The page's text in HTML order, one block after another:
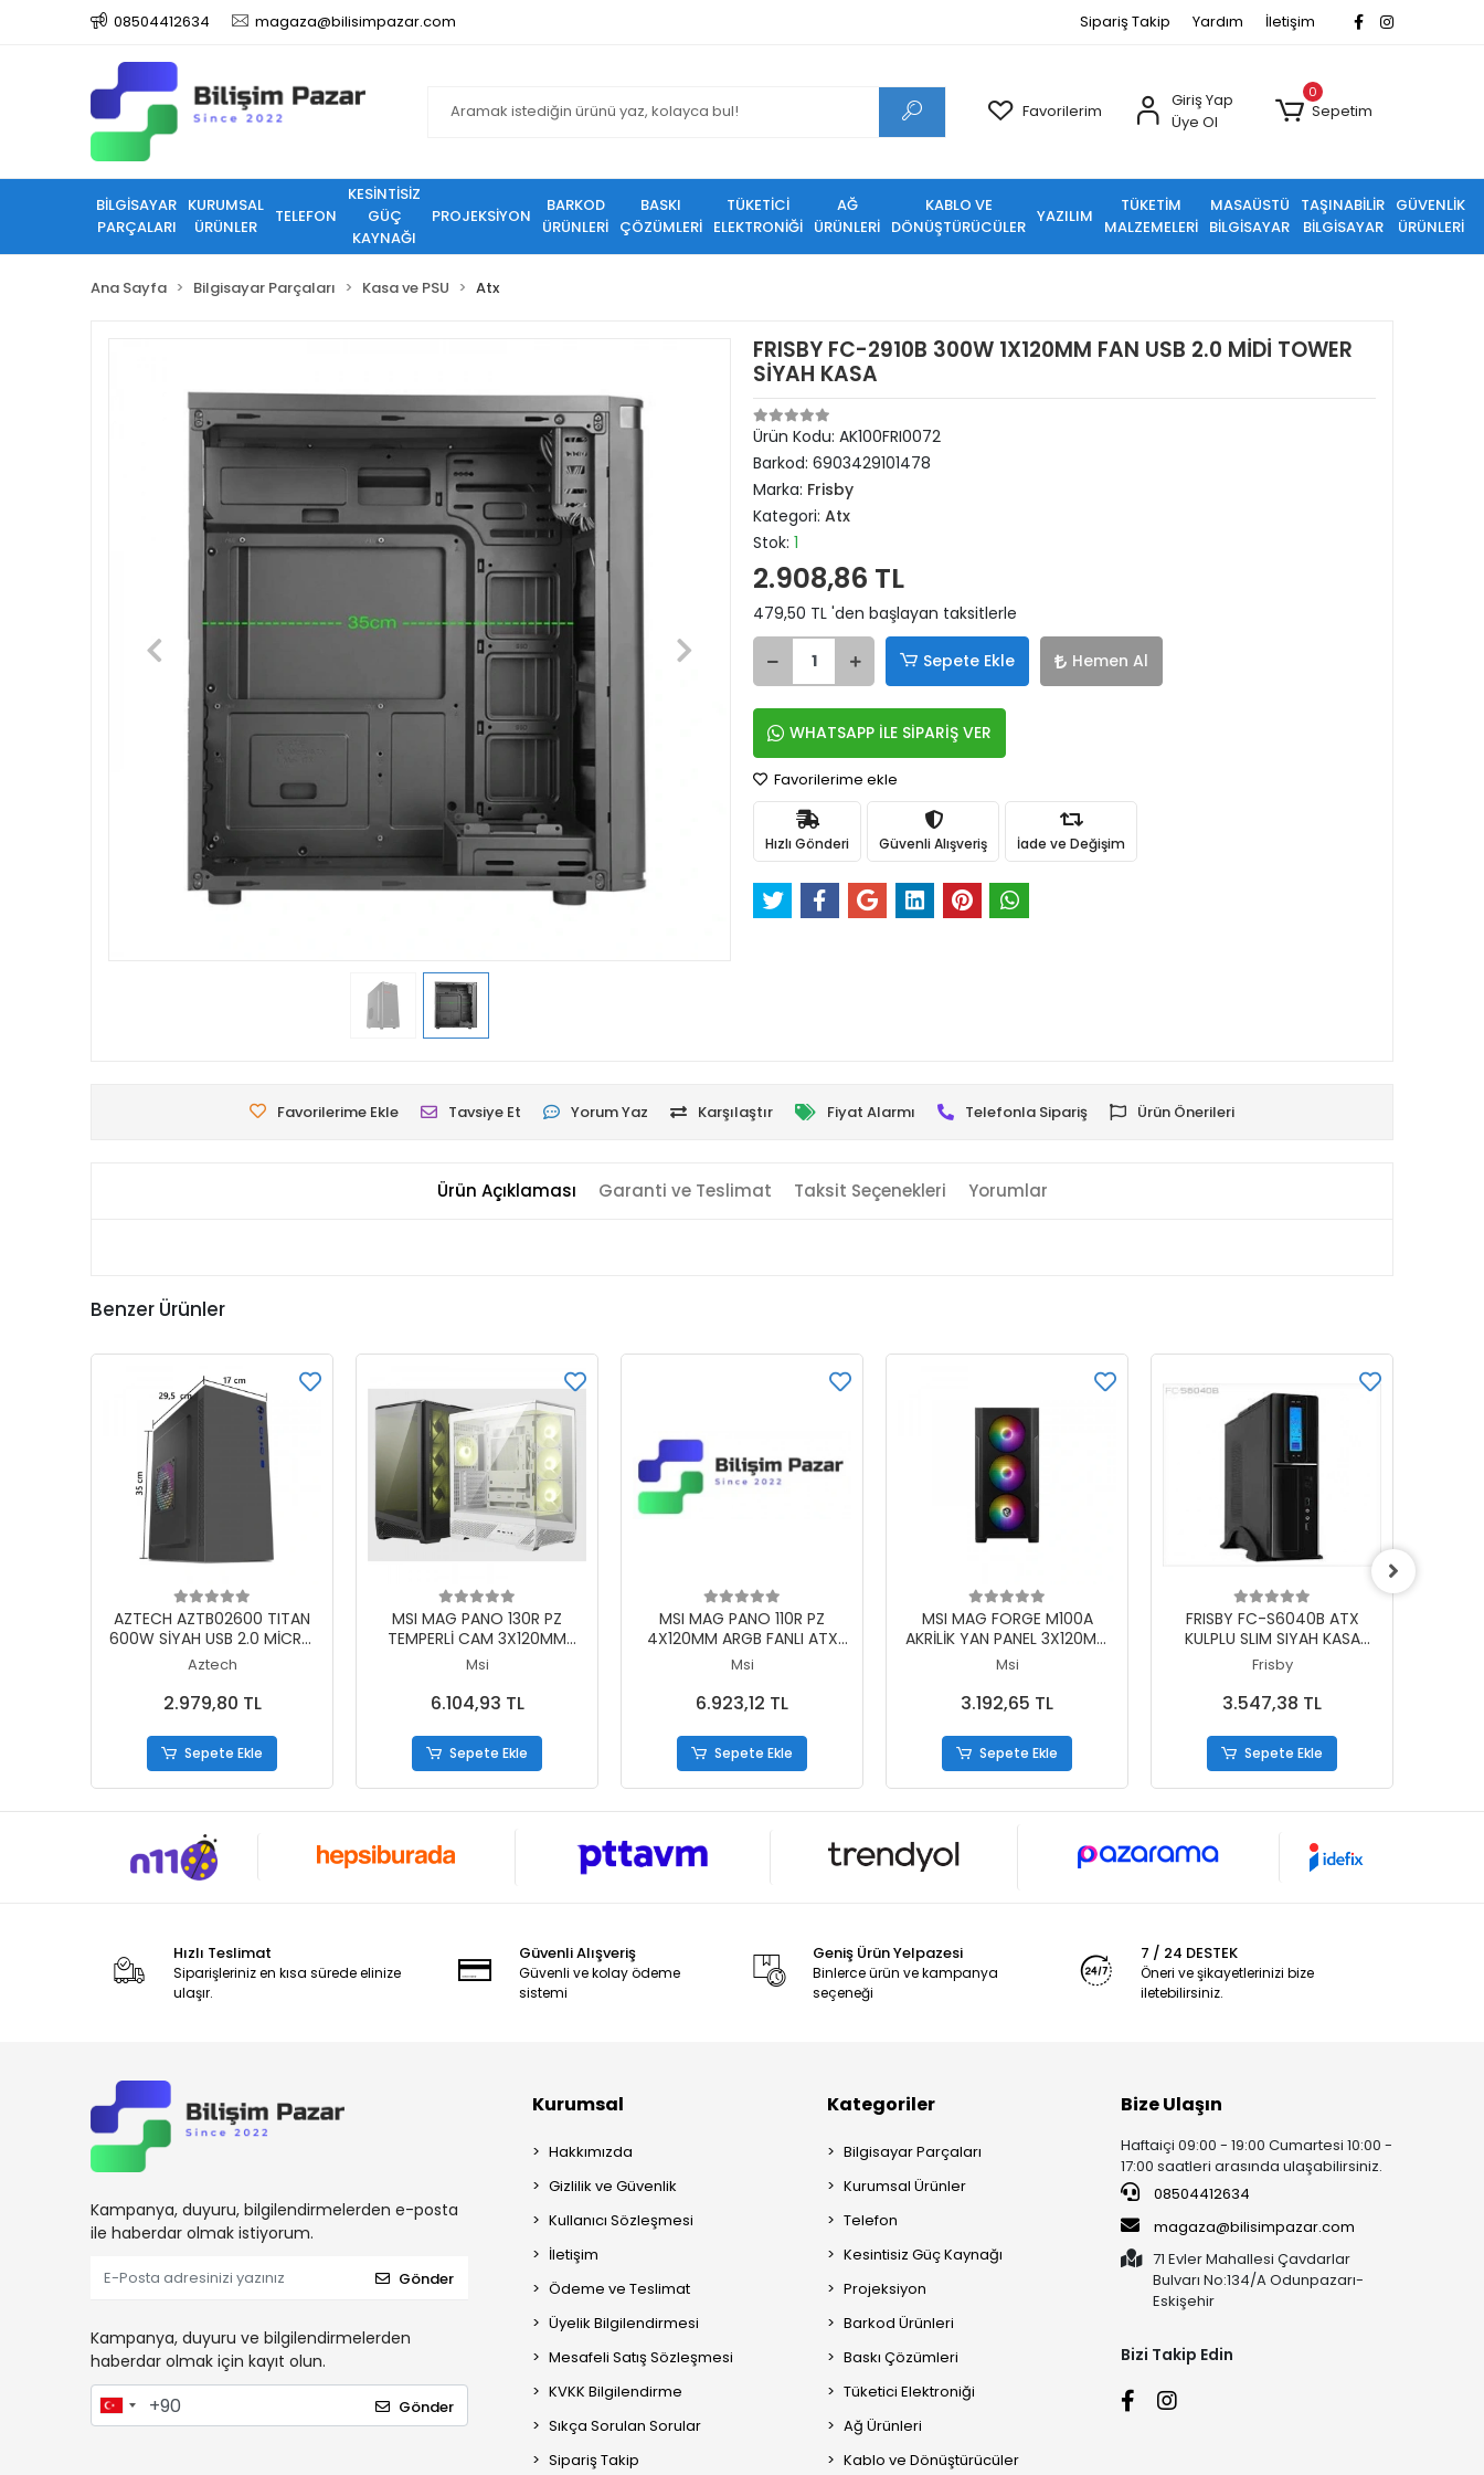
08504412634 magaza@bilisimpazar.com Sipariş Takip Yardım İletişim
Favorilerim
Giriş Yap
Üye Ol
0
Sepetim
BİLGİSAYAR
PARÇALARI
KURUMSAL
ÜRÜNLER
TELEFON
KESİNTİSİZ
GÜÇ
KAYNAĞI
PROJEKSİYON
BARKOD
ÜRÜNLERİ
BASKI
ÇÖZÜMLERİ
TÜKETİCİ
ELEKTRONİĞİ
AĞ
ÜRÜNLERİ
KABLO VE
DÖNÜŞTÜRÜCÜLER
YAZILIM
TÜKETİM
MALZEMELERİ
MASAÜSTÜ
BİLGİSAYAR
TAŞINABİLİR
BİLGİSAYAR
GÜVENLİK
ÜRÜNLERİ
Ana Sayfa Bilgisayar Parçaları Kasa ve PSU Atx
FRISBY FC-2910B 300W 1X120MM FAN USB 2.0 MİDİ TOWER
SİYAH KASA
Ürün Kodu: AK100FRI0072
Barkod: 6903429101478
Marka: Frisby
Kategori: Atx
Stok: 1
2.908,86 TL
479,50 TL 'den başlayan taksitlerle
Sepete Ekle Hemen Al
WHATSAPP İLE SİPARİŞ VER
Favorilerime ekle
Hızlı Gönderi Güvenli Alışveriş İade ve Değişim
Favorilerime Ekle Tavsiye Et Yorum Yaz Karşılaştır Fiyat Alarmı Telefonla Sipariş Ürün Önerileri
Ürün Açıklaması Garanti ve Teslimat Taksit Seçenekleri Yorumlar
Benzer Ürünler
Sepete Ekle
AZTECH AZTB02600 TITAN
600W SİYAH USB 2.0 MİCRO
ATX KASA
Aztech
2.979,80 TL
Sepete Ekle
Sepete Ekle
MSI MAG PANO 130R PZ
TEMPERLİ CAM 3X120MM
REVERSE ARGB 1X120MM ARGB
BİLGİSAYAR KASASI
Msi
6.104,93 TL
Sepete Ekle
Sepete Ekle
MSI MAG PANO 110R PZ
4X120MM ARGB FANLI ATX
SİYAH GAMING KASA
Msi
6.923,12 TL
Sepete Ekle
Sepete Ekle
MSI MAG FORGE M100A
AKRİLİK YAN PANEL 3X120MM
1X120MM ARGB FAN PSU YOK
Msi
3.192,65 TL
Sepete Ekle
Sepete Ekle
FRISBY FC-S6040B ATX
KULPLU SLIM SIYAH KASA
300W
Frisby
3.547,38 TL
Sepete Ekle
Hızlı Teslimat
Siparişleriniz en kısa sürede elinize
ulaşır.
Güvenli Alışveriş
Güvenli ve kolay ödeme
sistemi
Geniş Ürün Yelpazesi
Binlerce ürün ve kampanya
seçeneği
7 / 24 DESTEK
Öneri ve şikayetlerinizi bize
iletebilirsiniz.
Kampanya, duyuru, bilgilendirmelerden e-posta
ile haberdar olmak istiyorum.
Gönder
Kampanya, duyuru ve bilgilendirmelerden
haberdar olmak için kayıt olun.
Gönder
Kurumsal
Hakkımızda
Gizlilik ve Güvenlik
Kullanıcı Sözleşmesi
İletişim
Ödeme ve Teslimat
Üyelik Bilgilendirmesi
Mesafeli Satış Sözleşmesi
KVKK Bilgilendirme
Sıkça Sorulan Sorular
Sipariş Takip
Kategoriler
Bilgisayar Parçaları
Kurumsal Ürünler
Telefon
Kesintisiz Güç Kaynağı
Projeksiyon
Barkod Ürünleri
Baskı Çözümleri
Tüketici Elektroniği
Ağ Ürünleri
Kablo ve Dönüştürücüler
Bize Ulaşın
Haftaiçi 09:00 - 19:00 Cumartesi 10:00 -
17:00 saatleri arasında ulaşabilirsiniz.
08504412634
magaza@bilisimpazar.com
71 Evler Mahallesi Çavdarlar
Bulvarı No:134/A Odunpazarı-
Eskişehir
Bizi Takip Edin